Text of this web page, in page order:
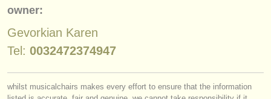
musicalchairs:
über musicalchairs
rss feeds
owner:
Gevorkian Karen
Tel: 0032472374947
whilst musicalchairs makes every effort to ensure that the information